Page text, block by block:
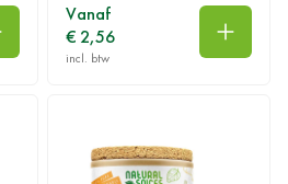
winkelwagen
Vanaf
€ 2,56
In